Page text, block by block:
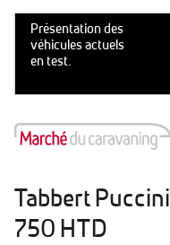
Tabbert Puccini
750 HTD